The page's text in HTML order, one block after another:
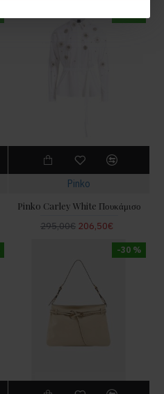
Pinko
Pinko Carley White Πουκάμισο
295,00€ 206,50€
-30 %